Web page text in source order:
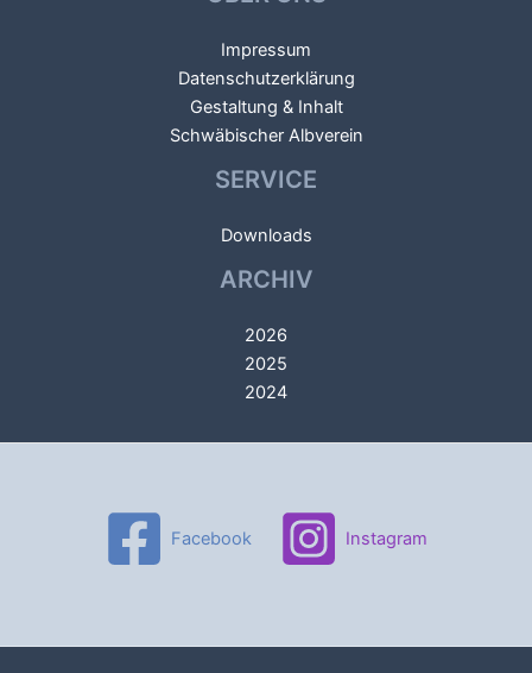
Impressum
Datenschutzerklärung
Gestaltung & Inhalt
Schwäbischer Albverein
SERVICE
Downloads
ARCHIV
2026
2025
2024
Facebook Instagram